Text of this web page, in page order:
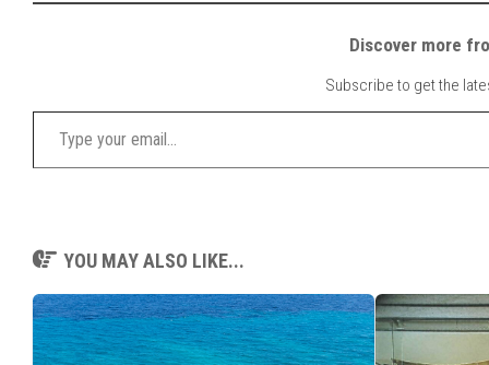
Discover more
Subscribe to get the
Type your email…
YOU MAY ALSO LIKE...